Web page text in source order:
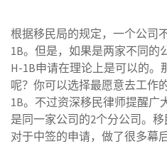
根据移民局的规定，一个公司
1B。但是，如果是两家不同的
H-1B申请在理论上是可以的。
呢？你可以选择最愿意去工作
1B。不过资深移民律师提醒广
是同一家公司的2个分公司。移
对于中签的申请，做了很多幕